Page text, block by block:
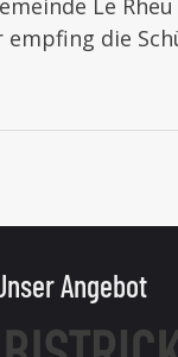
Le Rheu
empfing die
Angebot